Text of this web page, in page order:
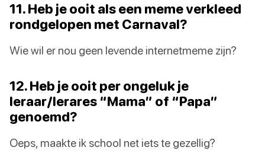
11. Heb je ooit als een meme verkleed
rondgelopen met Carnaval?
Wie wil er nou geen levende internetmeme zijn?
12. Heb je ooit per ongeluk je
leraar/lerares “Mama” of “Papa”
genoemd?
Oeps, maakte ik school net iets te gezellig?